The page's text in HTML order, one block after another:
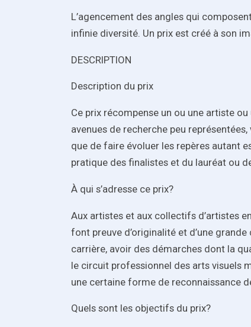
L’agencement des angles qui
infinie diversité. Un prix est créé à son
DESCRIPTION
Description du prix
Ce prix récompense un ou une artiste
avenues de recherche peu
que de faire évoluer les repères autant
pratique des finalistes et du lauréat ou
À qui s’adresse ce prix?
Aux artistes et aux collectifs d’artistes
font preuve d’originalité et d’une
carrière, avoir des démarches dont la
le circuit professionnel des arts visuels
une certaine forme de reconnaissance
Quels sont les objectifs du prix?